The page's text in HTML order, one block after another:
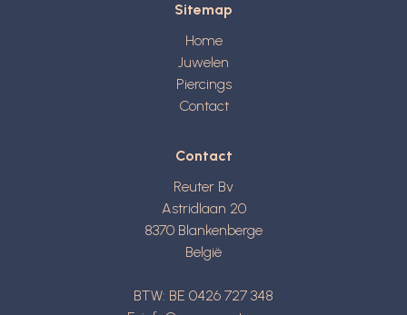
Sitemap
Home
Juwelen
Piercings
Contact
Contact
Reuter Bv
Astridlaan 20
8370 Blankenberge
België
BTW: BE 0426 727 348